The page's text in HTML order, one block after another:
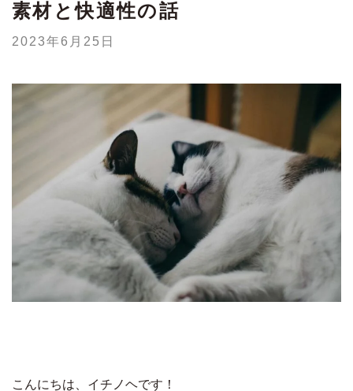
素材と快適性の話
2023年6月25日
こんにちは、イチノヘです！